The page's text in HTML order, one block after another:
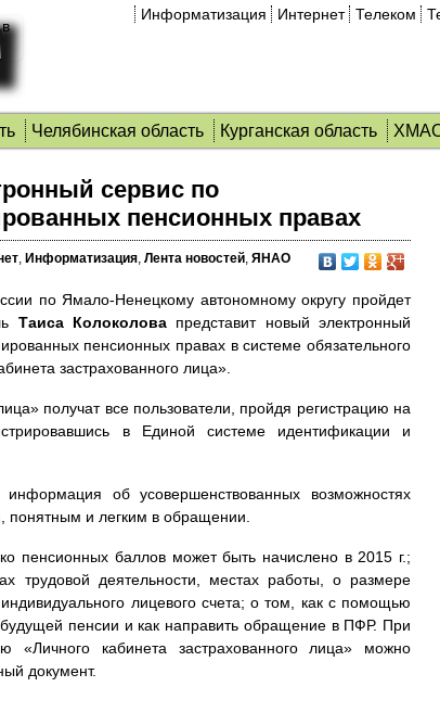
Информатизация Интернет Телеком
Челябинская область Курганская область
сервис по
пенсионных правах
, Информатизация, Лента новостей, ЯНАО
по Ямало-Ненецкому автономному округу пройдет
Таиса Колоколовапредставит новый электронный
пенсионных правах в системе обязательного
застрахованного лица».
получат все пользователи, пройдя регистрацию на
в Единой системе идентификации и
об усовершенствованных возможностях
понятным и легким в обращении.
пенсионных баллов может быть начислено в 2015 г.;
трудовой деятельности, местах работы, о размере
лицевого счета; о том, как с помощью
будущей пенсии и как направить обращение в ПФР. При
кабинета застрахованного лица» можно
документ.